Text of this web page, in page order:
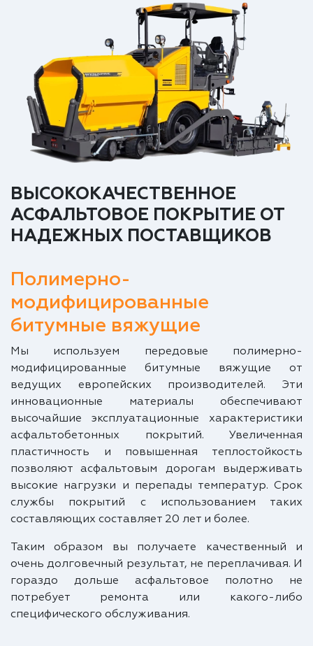
ВЫСОКОКАЧЕСТВЕННОЕ
АСФАЛЬТОВОЕ ПОКРЫТИЕ ОТ
НАДЕЖНЫХ ПОСТАВЩИКОВ
Полимерно-
модифицированные
битумные вяжущие
Мы используем передовые полимерно-
модифицированные битумные вяжущие от
ведущих европейских производителей. Эти
инновационные материалы обеспечивают
высочайшие эксплуатационные характеристики
асфальтобетонных покрытий. Увеличенная
пластичность и повышенная теплостойкость
позволяют асфальтовым дорогам выдерживать
высокие нагрузки и перепады температур. Срок
службы покрытий с использованием таких
составляющих составляет 20 лет и более.
Таким образом вы получаете качественный и
очень долговечный результат, не переплачивая. И
гораздо дольше асфальтовое полотно не
потребует ремонта или какого-либо
специфического обслуживания.